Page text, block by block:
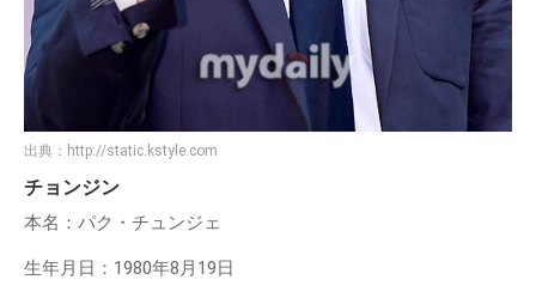
出典： http://static.kstyle.com
チョンジン
本名：パク・チュンジェ
生年月日：1980年8月19日